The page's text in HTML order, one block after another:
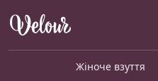
Жіноче взуття